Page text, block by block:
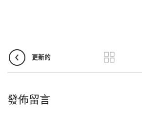
更新的
發佈留言